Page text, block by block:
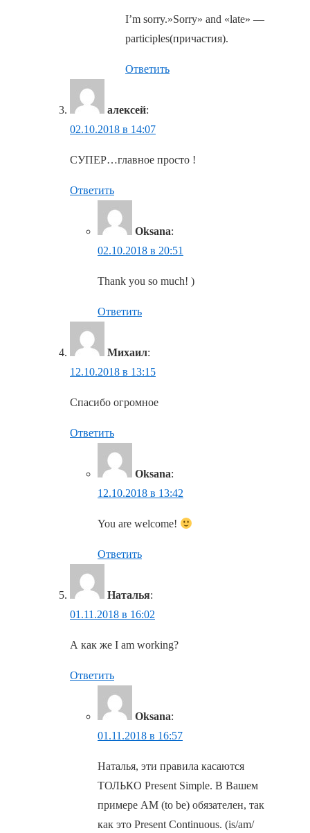
I’m sorry.»Sorry» and «late» —
participles(причастия).
Ответить
алексей:
02.10.2018 в 14:07
СУПЕР…главное просто !
Ответить
Oksana:
02.10.2018 в 20:51
Thank you so much! )
Ответить
Михаил:
12.10.2018 в 13:15
Спасибо огромное
Ответить
Oksana:
12.10.2018 в 13:42
You are welcome!
Ответить
Наталья:
01.11.2018 в 16:02
А как же I am working?
Ответить
Oksana:
01.11.2018 в 16:57
Наталья, эти правила касаются
ТОЛЬКО Present Simple. В Вашем
примере AM (to be) обязателен, так
как это Present Continuous. (is/am/